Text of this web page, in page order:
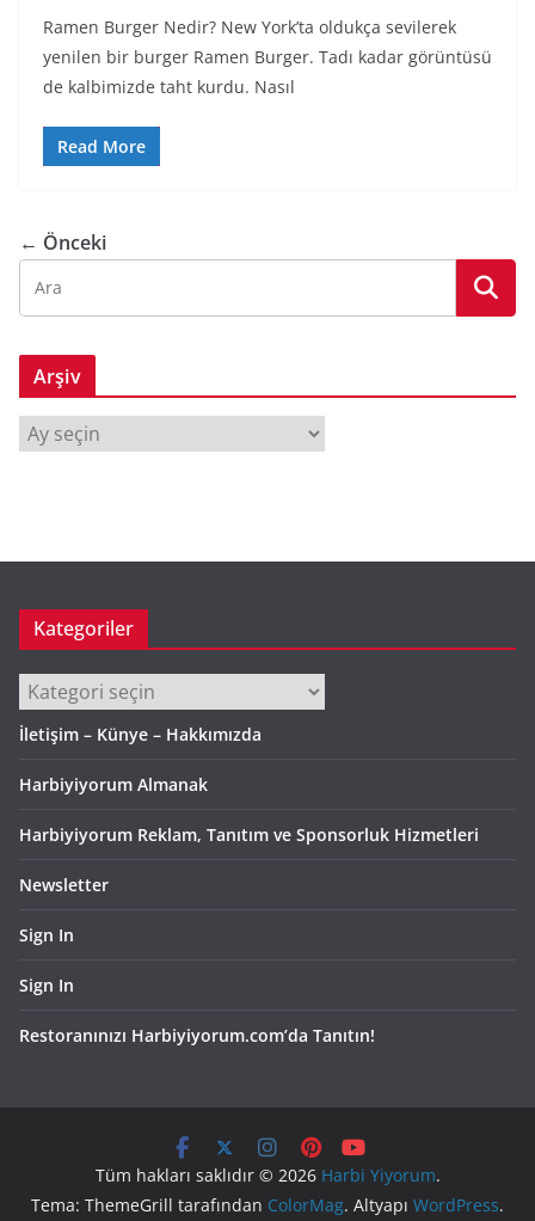
Ramen Burger Nedir? New York’ta oldukça sevilerek
yenilen bir burger Ramen Burger. Tadı kadar görüntüsü
de kalbimizde taht kurdu. Nasıl
Read More
← Önceki
Arşiv
r
Kategoriler
Kategoriler
İletişim – Künye – Hakkımızda
Harbiyiyorum Almanak
Harbiyiyorum Reklam, Tanıtım ve Sponsorluk Hizmetleri
Newsletter
Sign In
Sign In
Restoranınızı Harbiyiyorum.com’da Tanıtın!
Tüm hakları saklıdır © 2026 Harbi Yiyorum.
Tema: ThemeGrill tarafından ColorMag. Altyapı WordPress.